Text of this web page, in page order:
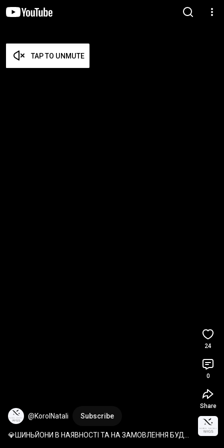
TAP TO UNMUTE
@KorolNatali Subscribe
💎ШИНЬЙОНИ В НАЯВНОСТІ ТА НА ЗАМОВЛЕННЯ БУДЬ-
24
0
Share